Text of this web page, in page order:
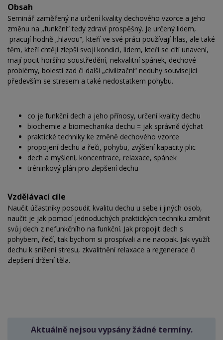
Obsah
Seminář zaměřený na určení kvality dechového vzorce a jeho
změnu na „funkční“ tedy zdraví prospěšný. Je určený lidem,
pracují hodně „hlavou“, kteří ve své práci používají hlas, ale také
těm, kteří chtějí zlepši svoji kondici, lidem, kteří se cítí unavení,
mají pocit horšího soustředění, nekvalitní spánek, dechové
problémy, bolesti zad či další „civilizační“ neduhy související
především se stresem a také nedostatkem pohybu.
co je funkční dech a jeho přínosy, určení kvality dechu
biochemie a biomechanika dechu = jak správně dýchat
praktické techniky ke změně dechového vzorce
propojení dechu a řeči, pohybu, zvýšení kapacity plic
dech a myšlení, koncentrace, relaxace, spánek
tréninkový plán pro zlepšení dechu
Vzdělávací cíle
Naučit účastníky posoudit kvalitu dechu u sebe i jiných osob,
naučit je jak pomocí jednoduchých praktických techniku změnit
svůj dech z nefunkčního na funkční. Jak propojit dech s
pohybem, řečí, tak bychom si prospívali a ne naopak. Jak využít
dechu k snížení stresu, zkvalitnění relaxace a regenerace či
zlepšení držení těla.
Aktuálně nejsou vypsány žádné termíny.